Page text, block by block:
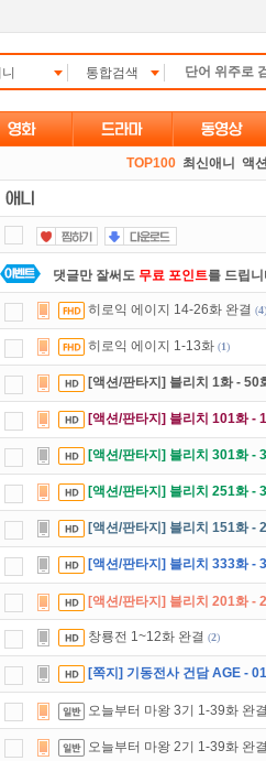
통합검색
TOP100 최신애니 액
댓글만 잘써도 무료 포인트를 드립
출석체크이벤트! 매일매일출석체
자녀보호기능 으로 가족과 함께 투
포인트
요즘 뭐가 재밌지?고민되면 눌러봐!
정액제할인쿠폰 사용방법안내
스마트TV로 투디스크영화,드라마,
숨어있는 카드 마일리지 조회하고
히로익 에이지 14-26화 완결 (4)
히로익 에이지 1-13화 (1)
[액션/판타지] 블리치 1화 - 50
[액션/판타지] 블리치 101화 -
[액션/판타지] 블리치 301화 -
[액션/판타지] 블리치 251화 -
[액션/판타지] 블리치 151화 -
[액션/판타지] 블리치 333화 -
[액션/판타지] 블리치 201화 -
창룡전 1~12화 완결 (2)
[쪽지] 기동전사 건담 AGE -
오늘부터 마왕 3기 1-39화 완
오늘부터 마왕 2기 1-39화 완